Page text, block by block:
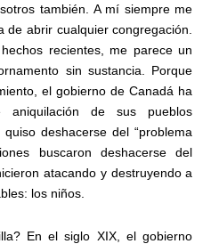
también. A mí siempre me
abrir cualquier congregación.
recientes, me parece un
sin sustancia. Porque
el gobierno de Canadá ha
de sus pueblos
deshacerse del “problema
buscaron deshacerse del
atacando y destruyendo a
los niños.
En el siglo XIX, el gobierno